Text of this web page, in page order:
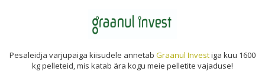
Pesaleidja varjupaiga kiisudele annetab Graanul Investiga kuu 1600
kg pelleteid, mis katab ära kogu meie pelletite vajaduse!